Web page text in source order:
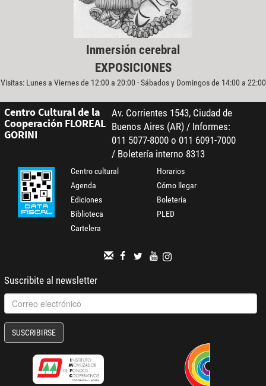
Inmersión cerebral
EXPOSICIONES
Visitas: Lunes a Viernes de 12:00 a 20:00 - Sábados y Domingos de 14:00 a 22:00
Centro Cultural de la
Cooperación FLOREAL
GORINI
Av. Corrientes 1543, Ciudad de
Buenos Aires (AR) / Informes:
011 5077-8000 o 011 6091-7000
/ Boletería interno 8313
Centro cultural
Agenda
Ediciones
Biblioteca
Cartelera
Horarios
Cómo llegar
Boletería
PLED
Suscribite al newsletter
SUSCRIBIRSE